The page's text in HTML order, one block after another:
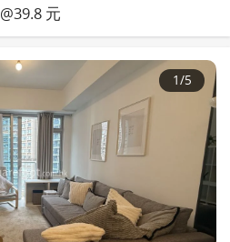
@39.8 元
1/5